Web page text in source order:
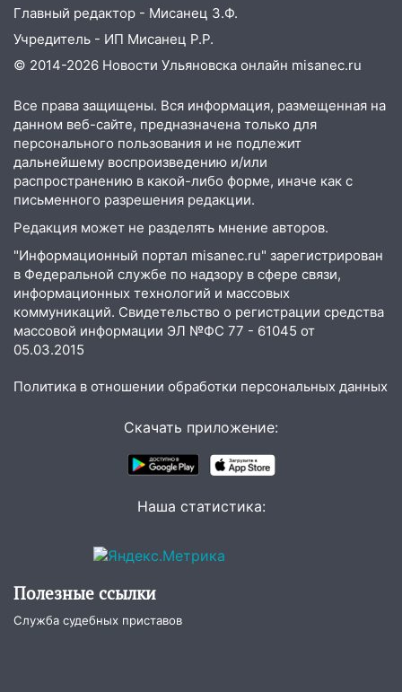
11:16 В Ульяновске ищут 37-летнего
мужчину, пропавшего ещё 19 июля
10:30 От мотофристайла до прогулки с
области 8–9 августа
10:11 Директора ульяновской
«Нефтяной топливной компании» будут
судить за неуплату 48,4 млн рублей
налогов
09:28
Дети на дорогах: пострадали
велосипедисты, мотоциклисты и
пешеходы. Обзор крупных аварий в
Ульяновской области
08:30 Поджог со свечой, 16 сгоревших
домов и выстрел за водку
августа
Императорский мост в
утра 10 августа
Судьба готовит сюрприз: гороскоп
встреча
04:47 В Ульяновской области объявили
ракетную опасность: звучат сирены
Главный редактор - Мисанец З.Ф.
Учредитель - ИП Мисанец Р.Р.
© 2014-2026 Новости Ульяновска онлайн misanec.ru
Все права защищены. Вся информация, размещенная на
данном веб-сайте, предназначена только для
персонального пользования и не подлежит
дальнейшему воспроизведению и/или
распространению в какой-либо форме, иначе как с
письменного разрешения редакции.
Редакция может не разделять мнение авторов.
"Информационный портал misanec.ru" зарегистрирован
в Федеральной службе по надзору в сфере связи,
информационных технологий и массовых
коммуникаций. Свидетельство о регистрации средства
массовой информации ЭЛ №ФС 77 - 61045 от
05.03.2015
Политика в отношении обработки персональных данных
Скачать приложение:
Наша статистика:
Полезные ссылки
Служба судебных приставов